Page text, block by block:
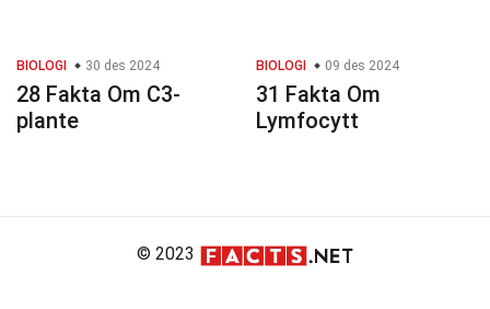
BIOLOGI 30 des 2024
28 Fakta Om C3-
plante
BIOLOGI 09 des 2024
31 Fakta Om
Lymfocytt
© 2023